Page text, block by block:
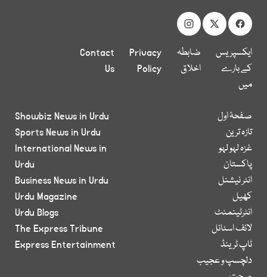
ایکسپریس
کے بارے
میں
ضابطہ
اخلاق
Privacy
Policy
Contact
Us
صفحۂ اول
تازہ ترین
غزہ لہو لہو
پاکستان
انٹر نیشنل
کھیل
انٹرٹینمنٹ
لائف اسٹائل
ٹاپ ٹرینڈ
دلچسپ و عجیب
Showbiz News in Urdu
Sports News in Urdu
International News in
Urdu
Business News in Urdu
Urdu Magazine
Urdu Blogs
The Express Tribune
Express Entertainment